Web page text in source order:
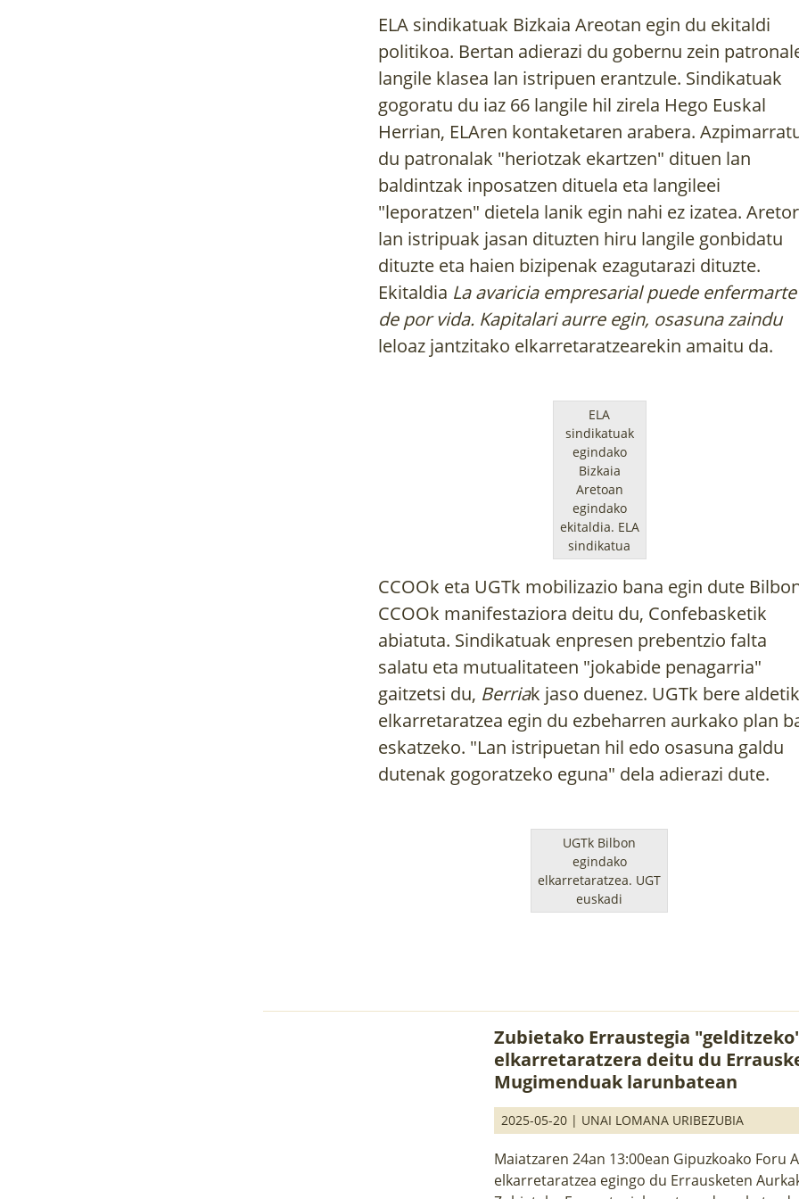
ELA sindikatuak Bizkaia Areotan egin du ekitaldi
politikoa. Bertan adierazi du gobernu zein
langile klasea lan istripuen erantzule. Sindikatuak
gogoratu du iaz 66 langile hil zirela Hego Euskal
Herrian, ELAren kontaketaren arabera.
du patronalak "heriotzak ekartzen" dituen lan
baldintzak inposatzen dituela eta langileei
"leporatzen" dietela lanik egin nahi ez izatea.
lan istripuak jasan dituzten hiru langile gonbidatu
dituzte eta haien bizipenak ezagutarazi dituzte.
Ekitaldia La avaricia empresarial puede enfermarte
de por vida. Kapitalari aurre egin, osasuna zaindu
leloaz jantzitako elkarretaratzearekin amaitu da.
ELA
sindikatuak
egindako
Bizkaia
Aretoan
egindako
ekitaldia. ELA
sindikatua
CCOOk eta UGTk mobilizazio bana egin dute
CCOOk manifestaziora deitu du, Confebasketik
abiatuta. Sindikatuak enpresen prebentzio falta
salatu eta mutualitateen "jokabide penagarria"
gaitzetsi du, Berriak jaso duenez. UGTk bere aldetik
elkarretaratzea egin du ezbeharren aurkako plan
eskatzeko. "Lan istripuetan hil edo osasuna galdu
dutenak gogoratzeko eguna" dela adierazi dute.
UGTk Bilbon
egindako
elkarretaratzea. UGT
euskadi
Zubietako Erraustegia
elkarretaratzera deitu du
Mugimenduak larunbatean
2025-05-20 | UNAI LOMANA URIBEZUBIA
Maiatzaren 24an 13:00ean Gipuzkoako Foru
elkarretaratzea egingo du Errausketen